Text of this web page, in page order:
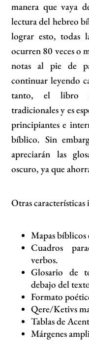
manera que vaya
lectura del hebreo
lograr esto, todas
ocurren 80 veces o
notas al pie de
continuar leyendo
tanto, el libro
tradicionales y es
principiantes e
bíblico. Sin
apreciarán las
oscuro, ya que
Otras
Mapas bíblicos
Cuadros
verbos.
Glosario de
debajo del
Formato
Qere/Ketivs
Tablas de
Márgenes